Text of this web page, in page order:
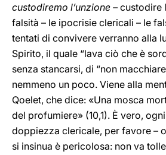
custodiremo l’unzione –custodire
falsità – le ipocrisie clericali – le
tentati di convivere verranno alla
Spirito, il quale “lava ciò che è
senza stancarsi, di “non macchiare
nemmeno un poco. Viene alla
Qoelet, che dice: «Una mosca
del profumiere» (10,1). È vero,
doppiezza clericale, per favore –
si insinua è pericolosa: non va